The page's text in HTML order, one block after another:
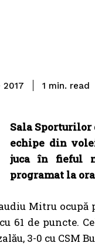
1 min. read
Sala Sporturilor
echipe din
juca în fieful
programat la ora
Mitru
61 de puncte.
3-0 cu CSM